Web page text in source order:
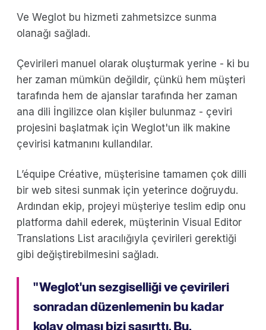
Ve Weglot bu hizmeti zahmetsizce sunma
olanağı sağladı.
Çevirileri manuel olarak oluşturmak yerine - ki bu
her zaman mümkün değildir, çünkü hem müşteri
tarafında hem de ajanslar tarafında her zaman
ana dili İngilizce olan kişiler bulunmaz - çeviri
projesini başlatmak için Weglot'un ilk makine
çevirisi katmanını kullandılar.
L’équipe Créative, müşterisine tamamen çok dilli
bir web sitesi sunmak için yeterince doğruydu.
Ardından ekip, projeyi müşteriye teslim edip onu
platforma dahil ederek, müşterinin Visual Editor
Translations List aracılığıyla çevirileri gerektiği
gibi değiştirebilmesini sağladı.
" Weglot'un sezgiselliği ve çevirileri
sonradan düzenlemenin bu kadar
kolay olması bizi şaşırttı. Bu,